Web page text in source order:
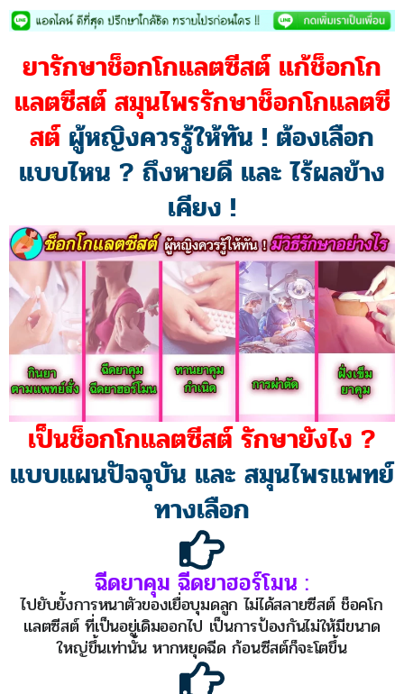
Skip
to
ยารักษาช็อกโกแลตซีสต์ แก้ช็อกโก
แลตซีสต์ สมุนไพรรักษาช็อกโกแลตซี
สต์ผู้หญิงควรรู้ให้ทัน ! ต้องเลือก
แบบไหน ? ถึงหายดี และ ไร้ผลข้าง
เคียง !
เป็นช็อกโกแลตซีสต์ รักษายังไง ?
แบบแผนปัจจุบัน และ สมุนไพรแพทย์
ทางเลือก
ฉีดยาคุม ฉีดยาฮอร์โมน :
ไปยับยั้งการหนาตัวของเยื่อบุมดลูก ไม่ได้สลายซีสต์ ช็อคโก
แลตซีสต์ ที่เป็นอยู่เดิมออกไป เป็นการป้องกันไม่ให้มีขนาด
ใหญ่ขึ้นเท่านั้น หากหยุดฉีด ก้อนซีสต์ก็จะโตขึ้น